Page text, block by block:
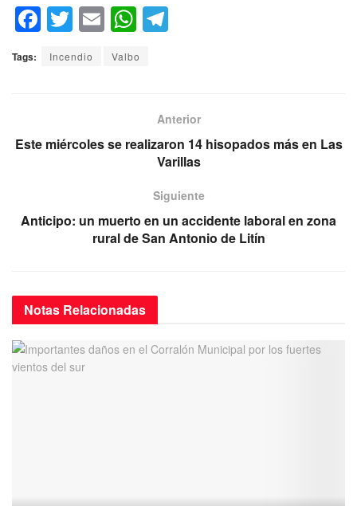
F
a
c
o
T
wi
tt
E
m
ail
W
at
p
a
m
Tags: Incendio Valbo
Anterior
Este miércoles se realizaron 14 hisopados más en Las
Varillas
Siguiente
Anticipo: un muerto en un accidente laboral en zona
rural de San Antonio de Litín
Notas Relacionadas